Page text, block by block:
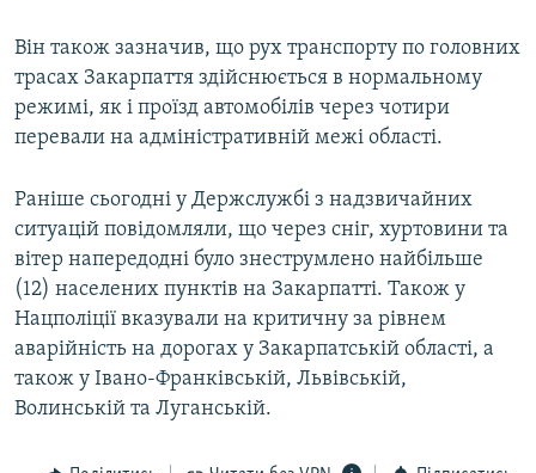
Він також зазначив, що рух транспорту по головних
трасах Закарпаття здійснюється в нормальному
режимі, як і проїзд автомобілів через чотири
перевали на адміністративній межі області.
Раніше сьогодні у Держслужбі з надзвичайних
ситуацій повідомляли, що через сніг, хуртовини та
вітер напередодні було знеструмлено найбільше
(12) населених пунктів на Закарпатті. Також у
Нацполіції вказували на критичну за рівнем
аварійність на дорогах у Закарпатській області, а
також у Івано-Франківській, Львівській,
Волинській та Луганській.